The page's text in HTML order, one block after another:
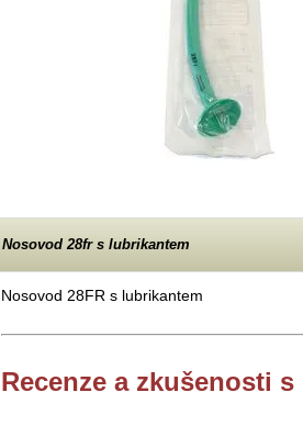
Nosovod 28fr s lubrikantem
Nosovod 28FR s lubrikantem
Recenze a zkušenosti